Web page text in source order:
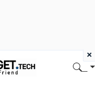
×